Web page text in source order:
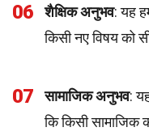
06 शैक्षिक अनुभव: यह
किसी नए विषय को
07 सामाजिक अनुभव:
कि किसी सामाजिक